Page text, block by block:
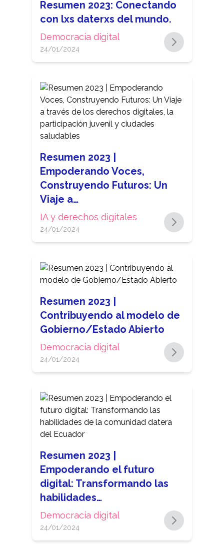
Resumen 2023: Conectando
con lxs daterxs del mundo.
Democracia digital
24/01/2024
Resumen 2023 |
Empoderando Voces,
Construyendo Futuros: Un
Viaje a…
IA y derechos digitales
24/01/2024
Resumen 2023 |
Contribuyendo al modelo de
Gobierno/Estado Abierto
Democracia digital
24/01/2024
Resumen 2023 |
Empoderando el futuro
digital: Transformando las
habilidades…
Democracia digital
24/01/2024